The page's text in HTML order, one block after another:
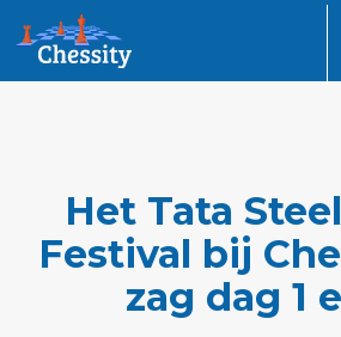
Het Tata
Festival bij
zag dag 1